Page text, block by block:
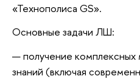
«Технополиса GS».
Основные задачи ЛШ:
получение
знаний (включая